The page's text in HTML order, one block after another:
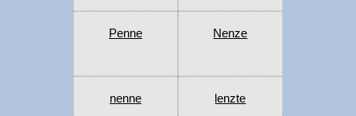
Penne Nenze
nenne lenzte